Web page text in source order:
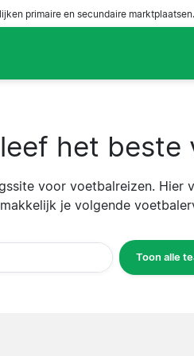
primaire en secundaire
het beste
voor voetbalreizen.
je volgende
Toon alle